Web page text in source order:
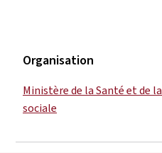
Organisation
Ministère de la Santé et de
sociale